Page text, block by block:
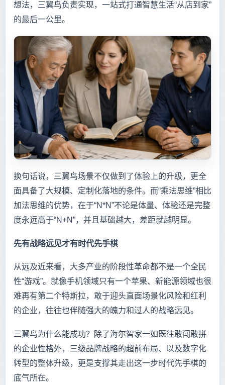
想法，三翼鸟负责实现，一站式打通智慧生活“从店到家”
的最后一公里。
换句话说，三翼鸟场景不仅做到了体验上的升级，更全
面具备了大规模、定制化落地的条件。而“乘法思维”相比
加法思维的优势，在于“N*N”不论是体量、体验还是完整
度永远高于“N+N”，并且基础越大，差距就越明显。
先有战略远见才有时代先手棋
从远及近来看，大多产业的阶段性革命都不是一个全民
性“游戏”。就像手机领域只有一个苹果、新能源领域也很
难再有第二个特斯拉，敢于迎头直面场景化风险和红利
的企业，往往也伴随强大的魄力和过人的战略远见。
三翼鸟为什么能成功？除了海尔智家一如既往敢闯敢拼
的企业性格外，三级品牌战略的超前布局、以及数字化
转型的整体升级，更是支撑其走出这一步时代先手棋的
底气所在。